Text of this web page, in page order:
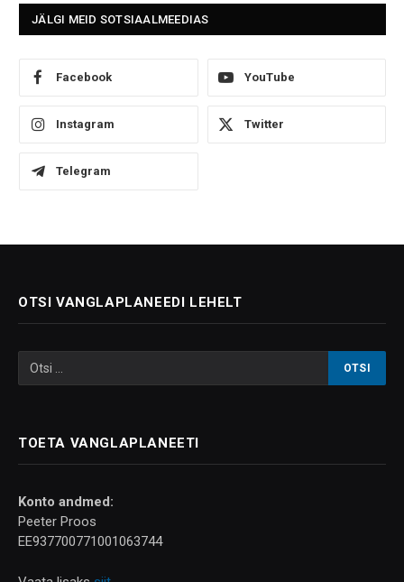
JÄLGI MEID SOTSIAALMEEDIAS
Facebook YouTube
Instagram Twitter
Telegram
OTSI VANGLAPLANEEDI LEHELT
TOETA VANGLAPLANEETI
Konto andmed:
Peeter Proos
EE937700771001063744